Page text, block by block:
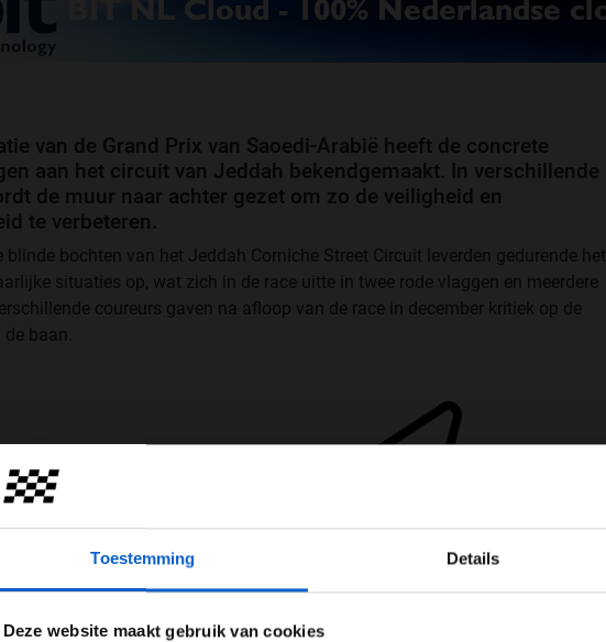
Toestemming Details
Deze website maakt gebruik van cookies
van de Grand Prix van Saoedi-Arabië heeft de concrete
aan het circuit van Jeddah bekendgemaakt. In verschillende
de muur naar achter gezet om zo de veiligheid en
te verbeteren.
blinde bochten van het Jeddah Corniche Street Circuit leverden gedurende het
situaties op, wat zich in de race uitte in twee rode vlaggen en meerdere
coureurs gaven na afloop van de race in december kritiek op de
baan.